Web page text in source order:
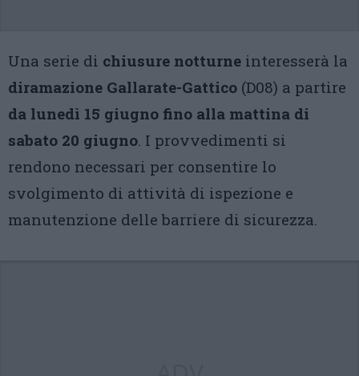
Una serie di chiusure notturne interesserà la
diramazione Gallarate-Gattico (D08) a partire
da lunedì 15 giugno fino alla mattina di
sabato 20 giugno. I provvedimenti si
rendono necessari per consentire lo
svolgimento di attività di ispezione e
manutenzione delle barriere di sicurezza.